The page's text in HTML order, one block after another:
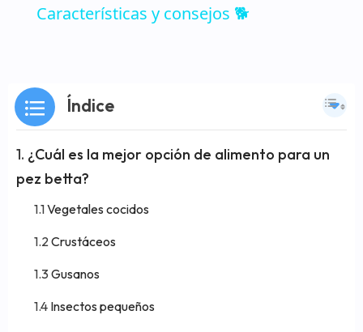
Características y consejos 🐕
Índice
¿Cuál es la mejor opción de alimento para un
pez betta?
Vegetales cocidos
Crustáceos
Gusanos
Insectos pequeños